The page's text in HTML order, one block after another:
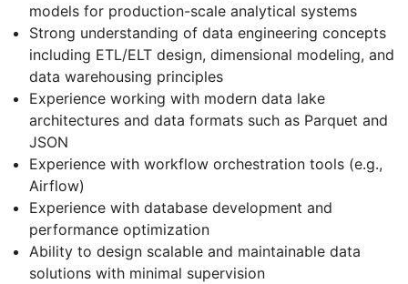
models for production-scale analytical systems
Strong understanding of data engineering concepts
including ETL/ELT design, dimensional modeling, and
data warehousing principles
Experience working with modern data lake
architectures and data formats such as Parquet and
JSON
Experience with workflow orchestration tools (e.g.,
Airflow)
Experience with database development and
performance optimization
Ability to design scalable and maintainable data
solutions with minimal supervision